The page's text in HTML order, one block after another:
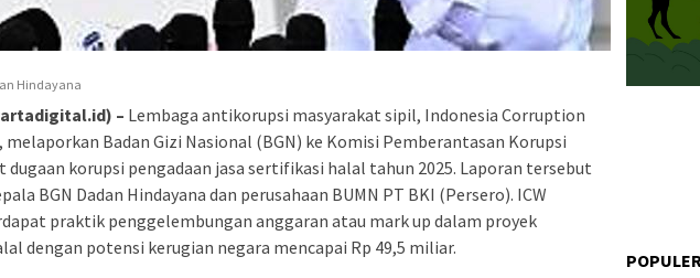
Hindayana
– Lembaga antikorupsi masyarakat sipil, Indonesia Corruption
melaporkan Badan Gizi Nasional (BGN) ke Komisi Pemberantasan Korupsi
dugaan korupsi pengadaan jasa sertifikasi halal tahun 2025. Laporan tersebut
BGN Dadan Hindayana dan perusahaan BUMN PT BKI (Persero). ICW
praktik penggelembungan anggaran atau mark up dalam proyek
dengan potensi kerugian negara mencapai Rp 49,5 miliar.